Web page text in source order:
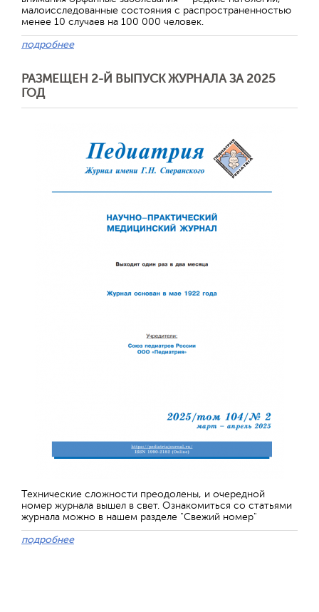
малоисследованные состояния с распространенностью
менее 10 случаев на 100 000 человек.
подробнее
РАЗМЕЩЕН 2-Й ВЫПУСК ЖУРНАЛА ЗА 2025
ГОД
Технические сложности преодолены, и очередной
номер журнала вышел в свет. Ознакомиться со статьями
журнала можно в нашем разделе "Свежий номер"
подробнее